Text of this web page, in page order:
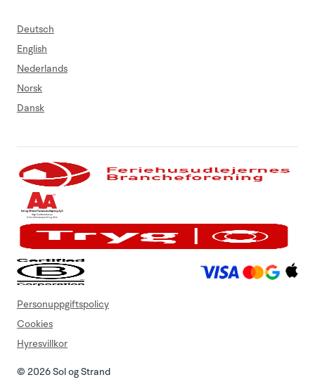
Deutsch
English
Nederlands
Norsk
Dansk
© 2026 Sol og Strand
Personuppgiftspolicy
Cookies
Hyresvillkor